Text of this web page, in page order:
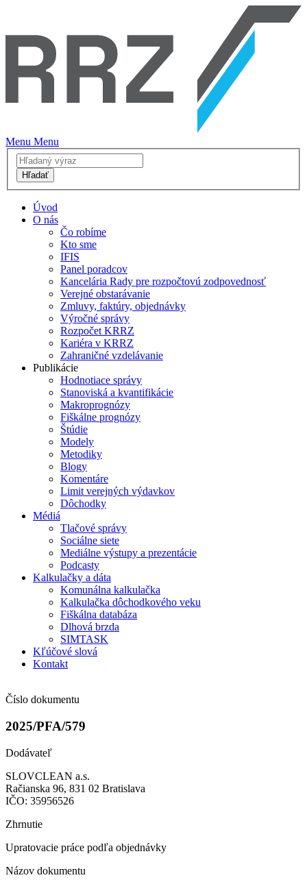
Menu Menu
Hľadať
Úvod
O nás
Čo robíme
Kto sme
IFIS
Panel poradcov
Kancelária Rady pre rozpočtovú zodpovednosť
Verejné obstarávanie
Zmluvy, faktúry, objednávky
Výročné správy
Rozpočet KRRZ
Kariéra v KRRZ
Zahraničné vzdelávanie
Publikácie
Hodnotiace správy
Stanoviská a kvantifikácie
Makroprognózy
Fiškálne prognózy
Štúdie
Modely
Metodiky
Blogy
Komentáre
Limit verejných výdavkov
Dôchodky
Médiá
Tlačové správy
Sociálne siete
Mediálne výstupy a prezentácie
Podcasty
Kalkulačky a dáta
Komunálna kalkulačka
Kalkulačka dôchodkového veku
Fiškálna databáza
Dlhová brzda
SIMTASK
Kľúčové slová
Kontakt
Číslo dokumentu
2025/PFA/579
Dodávateľ
SLOVCLEAN a.s.
Račianska 96, 831 02 Bratislava
IČO: 35956526
Zhrnutie
Upratovacie práce podľa objednávky
Názov dokumentu